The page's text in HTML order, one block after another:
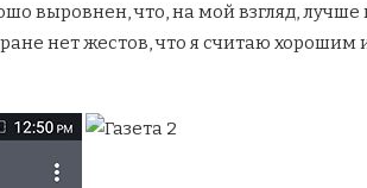
выровнен, что, на мой взгляд,
нет жестов, что я считаю